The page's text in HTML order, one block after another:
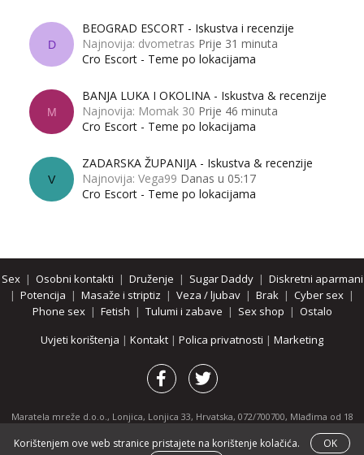
D
BEOGRAD ESCORT - Iskustva i recenzije
Najnovija: dvometras Prije 31 minuta
Cro Escort - Teme po lokacijama
M
BANJA LUKA I OKOLINA - Iskustva & recenzije
Najnovija: Momak 30 Prije 46 minuta
Cro Escort - Teme po lokacijama
V
ZADARSKA ŽUPANIJA - Iskustva & recenzije
Najnovija: Vega99 Danas u 05:17
Cro Escort - Teme po lokacijama
Sex| Osobni kontakti | Druženje | Sugar Daddy| Diskretni aparmani
| Potencija | Masaže i striptiz | Veza / ljubav | Brak | Cyber sex |
Phone sex| Fetish | Tulumi i zabave | Sex shop | Ostalo
Uvjeti korištenja | Kontakt | Polica privatnosti | Marketing
Maratela mreže d.o.o., Lonjica, Lonjica 33, Hrvatska, 072/700700, Mlađima od 18
godina zabranjeno je pregledavanje stranice i svih njenih dijelova.
Partnerski portali:osobnikontakti.com|hotline.hr|ThePornDude.com
Korištenjem ove web stranice pristajete na korištenje kolačića.
OK